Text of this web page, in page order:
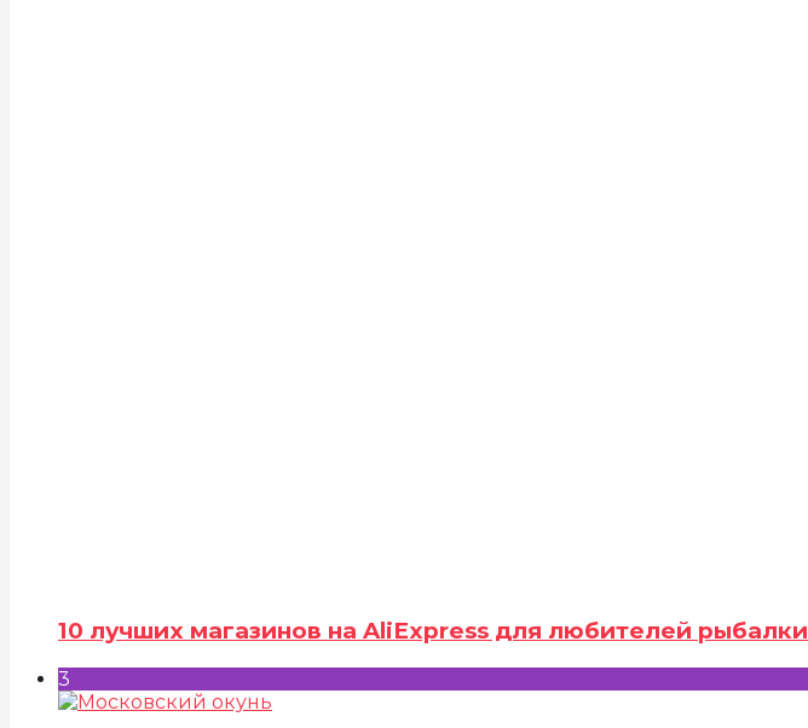
10 лучших магазинов на AliExpress для любителей рыбалки
3